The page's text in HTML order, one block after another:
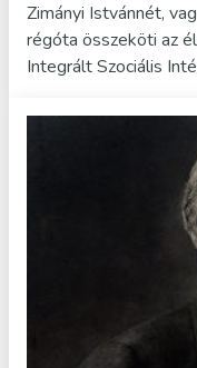
Zimányi Istvánnét,
régóta összeköti az
Integrált Szociális